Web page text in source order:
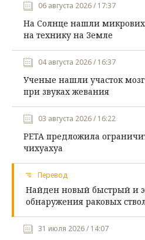
06 августа 2026 / 17:37
На Солнце нашли
на технику на Земле
04 августа 2026 / 16:37
Ученые нашли участок
при звуках жевания
03 августа 2026 / 16:22
PETA предложила
чихуахуа
Перевод
Найден новый быстрый и
обнаружения раковых
31 июля 2026 / 14:07